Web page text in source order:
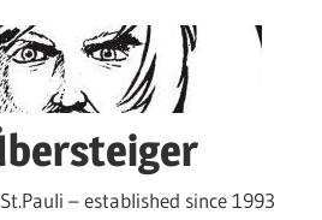
– established since 1993